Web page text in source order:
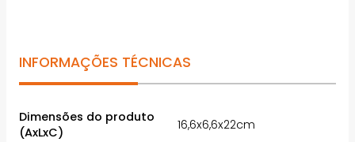
INFORMAÇÕES TÉCNICAS
Dimensões do produto
(AxLxC)
16,6x6,6x22cm